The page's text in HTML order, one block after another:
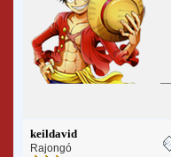
keildavid
Rajongó